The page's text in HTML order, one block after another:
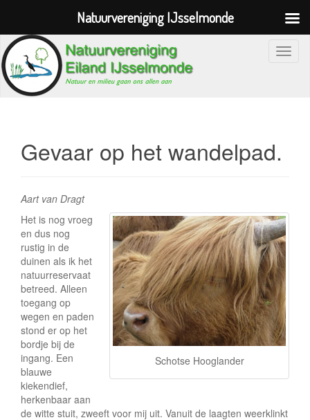
S
v
i
g
a
t
i
e
Gevaar op het wandelpad.
Aart van Dragt
Schotse Hooglander
Het is nog vroeg
en dus nog
rustig in de
duinen als ik het
natuurreservaat
betreed. Alleen
toegang op
wegen en paden
stond er op het
bordje bij de
ingang. Een
blauwe
kiekendief,
herkenbaar aan
de witte stuit, zweeft voor mij uit. Vanuit de laagten weerklinkt
Natuurvereniging IJsselmonde